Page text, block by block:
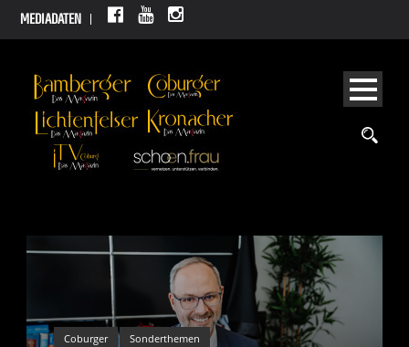
MEDIADATEN
Coburger Sonderthemen